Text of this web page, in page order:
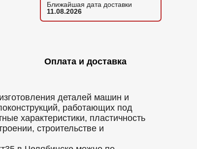
Ближайшая дата доставки
11.08.2026
Оплата и доставка
деталей машин и
работающих под
характеристики, пластичность
строительстве и